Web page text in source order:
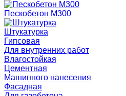
Пескобетон М300
Штукатурка
Гипсовая
Для внутренних работ
Влагостойкая
Цементная
Машинного нанесения
Фасадная